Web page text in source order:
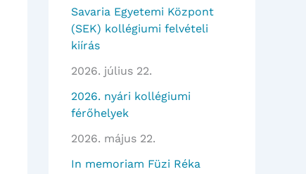
Savaria Egyetemi Központ
(SEK) kollégiumi felvételi
kiírás
2026. július 22.
2026. nyári kollégiumi
férőhelyek
2026. május 22.
In memoriam Füzi Réka